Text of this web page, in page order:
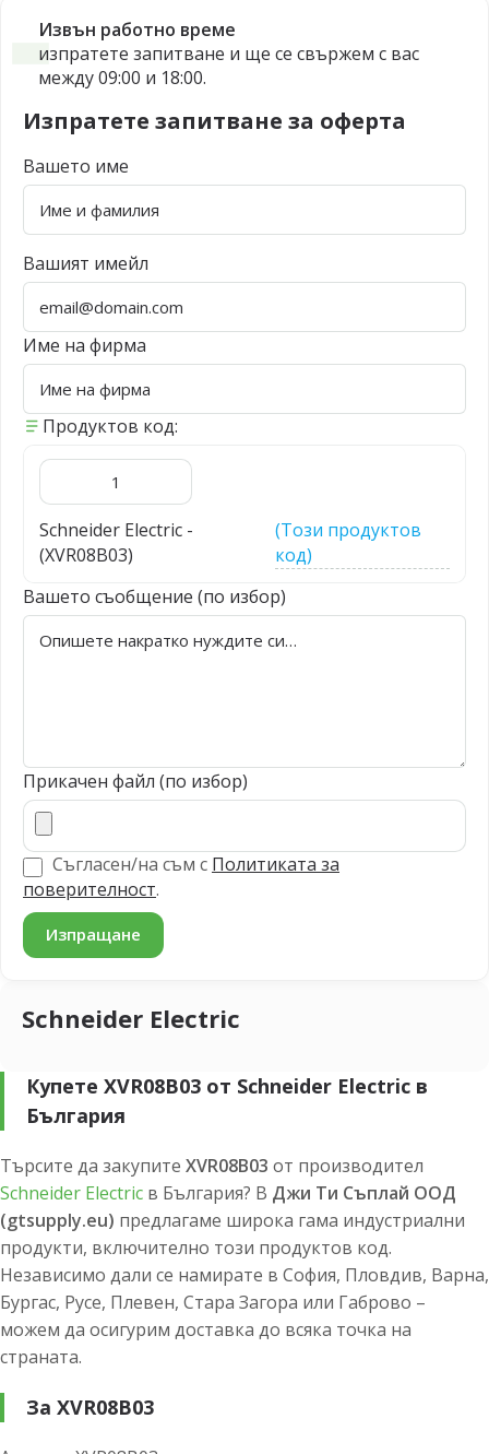
Извън работно време
изпратете запитване и ще се свържем с вас
между 09:00 и 18:00.
Изпратете запитване за оферта
Вашето име
Вашият имейл
Име на фирма
Продуктов код:
Schneider Electric -
(XVR08B03)
(Този продуктов
код)
Вашето съобщение (по избор)
Прикачен файл (по избор)
Съгласен/на съм с Политиката за
поверителност.
Schneider Electric
Купете XVR08B03 от Schneider Electric в
България
Търсите да закупите XVR08B03 от производител
Schneider Electric в България? В Джи Ти Съплай ООД
(gtsupply.eu) предлагаме широка гама индустриални
продукти, включително този продуктов код.
Независимо дали се намирате в София, Пловдив, Варна,
Бургас, Русе, Плевен, Стара Загора или Габрово –
можем да осигурим доставка до всяка точка на
страната.
За XVR08B03